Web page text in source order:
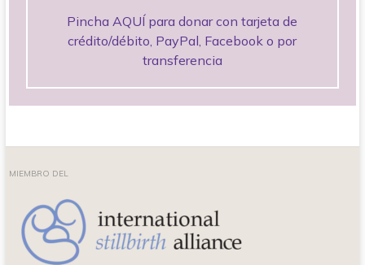
Pincha AQUÍ para donar con tarjeta de
crédito/débito, PayPal, Facebook o por
transferencia
MIEMBRO DEL